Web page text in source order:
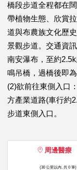
橋段步道全程都在
帶植物生態、欣賞
道與布農族文化歷
景觀步道。交通資
南安瀑布，至約
鳴吊橋，過橋後即
(2)欲前往東側入口
方產業道路(車行約
步道東側入口。
周邊醫療
(30 公里以內, 共 0 筆)